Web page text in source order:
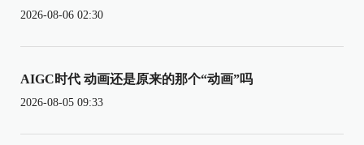
2026-08-06 02:30
AIGC时代 动画还是原来的那个“动画”吗
2026-08-05 09:33